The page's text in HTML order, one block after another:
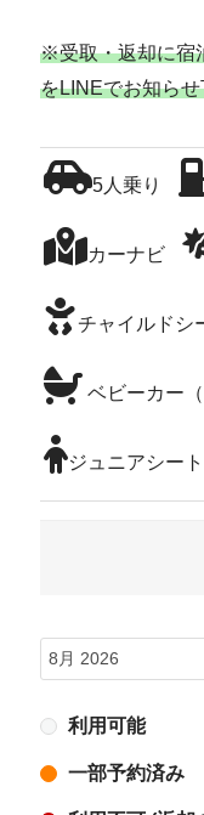
※受取・返却に宿
をLINEでお知ら
5人乗り
カーナビ
チャイルドシ
ベビーカー
ジュニアシー
利用可能
一部予約済み